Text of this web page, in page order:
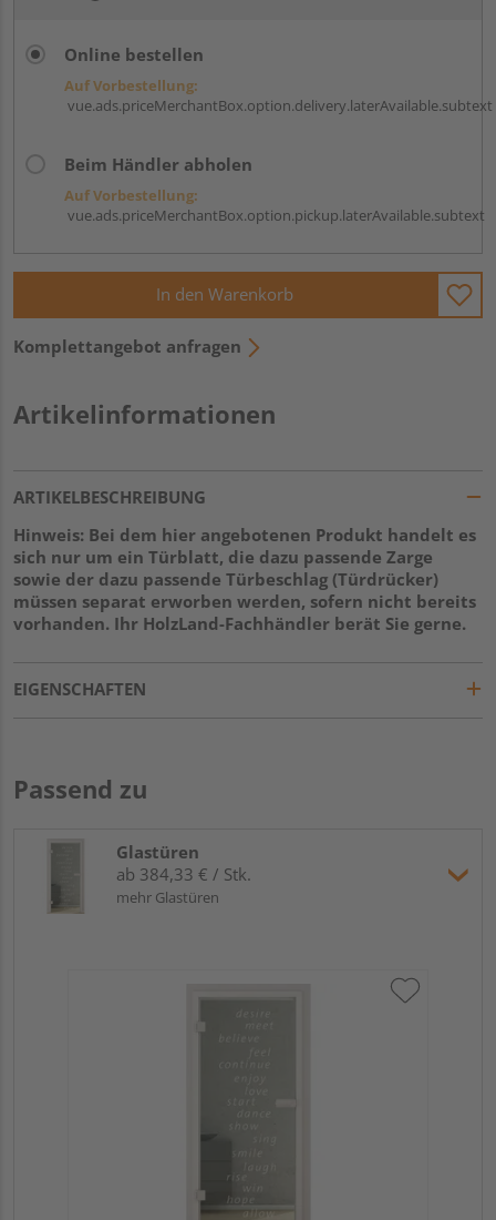
Online bestellen
Auf Vorbestellung:
vue.ads.priceMerchantBox.option.delivery.laterAvailable.subtext
Beim Händler abholen
Auf Vorbestellung:
vue.ads.priceMerchantBox.option.pickup.laterAvailable.subtext
In den Warenkorb
Komplettangebot anfragen
Artikelinformationen
ARTIKELBESCHREIBUNG
Hinweis: Bei dem hier angebotenen Produkt handelt es
sich nur um ein Türblatt, die dazu passende Zarge
sowie der dazu passende Türbeschlag (Türdrücker)
müssen separat erworben werden, sofern nicht bereits
vorhanden. Ihr HolzLand-Fachhändler berät Sie gerne.
EIGENSCHAFTEN
Passend zu
Glastüren
ab 384,33 € / Stk.
mehr Glastüren